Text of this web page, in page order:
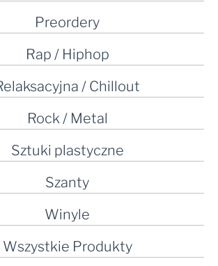
Preordery
Rap / Hiphop
/ Chillout
Rock / Metal
Sztuki plastyczne
Szanty
Winyle
Wszystkie Produkty